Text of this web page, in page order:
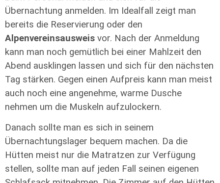
Übernachtung anmelden. Im Idealfall zeigt man
bereits die Reservierung oder den
Alpenvereinsausweis vor. Nach der Anmeldung
kann man noch gemütlich bei einer Mahlzeit den
Abend ausklingen lassen und sich für den nächsten
Tag stärken. Gegen einen Aufpreis kann man meist
auch noch eine angenehme, warme Dusche
nehmen um die Muskeln aufzulockern.
Danach sollte man es sich in seinem
Übernachtungslager bequem machen. Da die
Hütten meist nur die Matratzen zur Verfügung
stellen, sollte man auf jeden Fall seinen eigenen